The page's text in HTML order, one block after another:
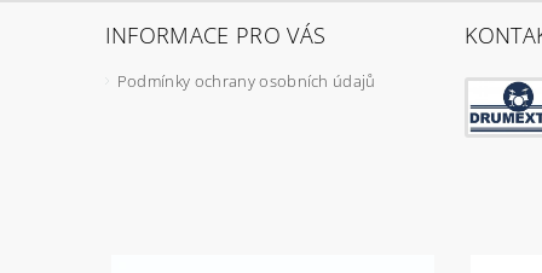
INFORMACE PRO VÁS
Podmínky ochrany osobních údajů